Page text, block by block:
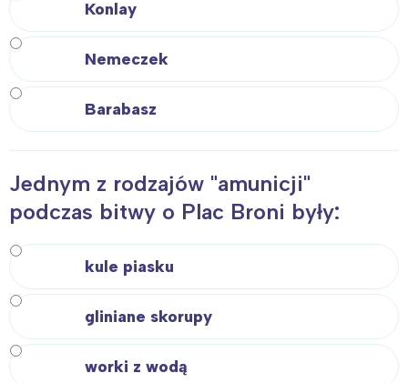
Konlay
Nemeczek
Barabasz
Jednym z rodzajów "amunicji"
podczas bitwy o Plac Broni były:
kule piasku
gliniane skorupy
worki z wodą
Interesują mnie wydarzenia z
tego regionu: